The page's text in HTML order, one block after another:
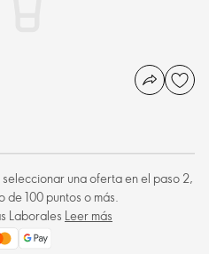
una oferta en el paso 2,
100 puntos o más.
Laborales Leer más